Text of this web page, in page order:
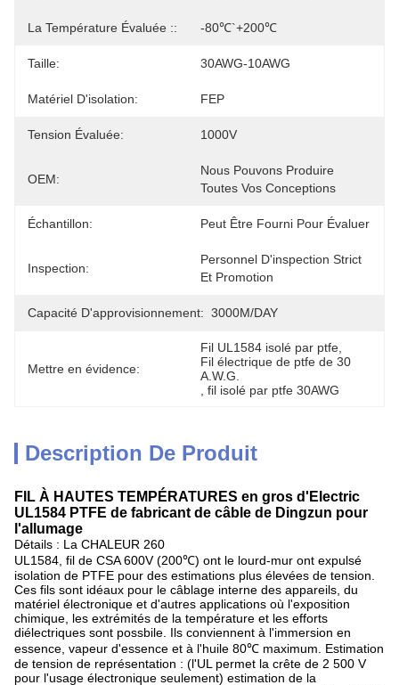
La Température Évaluée :: -80℃`+200℃
Taille: 30AWG-10AWG
Matériel D'isolation: FEP
Tension Évaluée: 1000V
OEM:
Nous Pouvons Produire
Toutes Vos Conceptions
Échantillon: Peut Être Fourni Pour Évaluer
Inspection:
Personnel D'inspection Strict
Et Promotion
Capacité D'approvisionnement: 3000M/DAY
Mettre en évidence:
Fil UL1584 isolé par ptfe
Fil électrique de ptfe de 30
A.W.G.
fil isolé par ptfe 30AWG
Description De Produit
FIL À HAUTES TEMPÉRATURES en gros d'Electric
UL1584 PTFE de fabricant de câble de Dingzun pour
l'allumage
Détails : La CHALEUR 260
UL1584, fil de CSA 600V (200℃) ont le lourd-mur ont expulsé
isolation de PTFE pour des estimations plus élevées de tension.
Ces fils sont idéaux pour le câblage interne des appareils, du
matériel électronique et d'autres applications où l'exposition
chimique, les extrémités de la température et les efforts
diélectriques sont possbile. Ils conviennent à l'immersion en
essence, vapeur d'essence et à l'huile 80℃ maximum. Estimation
de tension de représentation : (l'UL permet la crête de 2 500 V
pour l'usage électronique seulement) estimation de la